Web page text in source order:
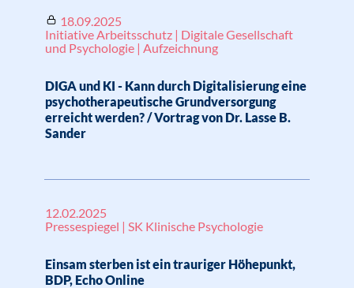
18.09.2025
Initiative Arbeitsschutz | Digitale Gesellschaft
und Psychologie | Aufzeichnung
DIGA und KI - Kann durch Digitalisierung eine
psychotherapeutische Grundversorgung
erreicht werden? / Vortrag von Dr. Lasse B.
Sander
12.02.2025
Pressespiegel | SK Klinische Psychologie
Einsam sterben ist ein trauriger Höhepunkt,
BDP, Echo Online